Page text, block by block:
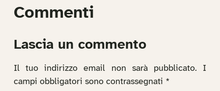
Commenti
Lascia un commento
Il tuo indirizzo email non sarà pubblicato.
I
campi obbligatori sono contrassegnati *